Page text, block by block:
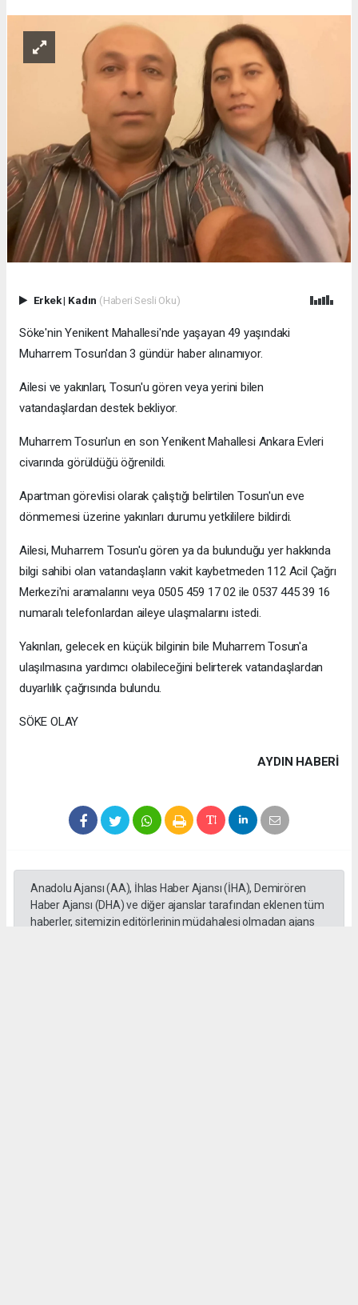
Erkek| Kadın (Haberi Sesli Oku)
Söke'nin Yenikent Mahallesi'nde yaşayan 49 yaşındaki
Muharrem Tosun'dan 3 gündür haber alınamıyor.
Ailesi ve yakınları, Tosun'u gören veya yerini bilen
vatandaşlardan destek bekliyor.
Muharrem Tosun'un en son Yenikent Mahallesi Ankara Evleri
civarında görüldüğü öğrenildi.
Apartman görevlisi olarak çalıştığı belirtilen Tosun'un eve
dönmemesi üzerine yakınları durumu yetkililere bildirdi.
Ailesi, Muharrem Tosun'u gören ya da bulunduğu yer hakkında
bilgi sahibi olan vatandaşların vakit kaybetmeden 112 Acil Çağrı
Merkezi'ni aramalarını veya 0505 459 17 02 ile 0537 445 39 16
numaralı telefonlardan aileye ulaşmalarını istedi.
Yakınları, gelecek en küçük bilginin bile Muharrem Tosun'a
ulaşılmasına yardımcı olabileceğini belirterek vatandaşlardan
duyarlılık çağrısında bulundu.
SÖKE OLAY
AYDIN HABERİ
Anadolu Ajansı (AA), İhlas Haber Ajansı (İHA), Demirören
Haber Ajansı (DHA) ve diğer ajanslar tarafından eklenen tüm
haberler, sitemizin editörlerinin müdahalesi olmadan ajans